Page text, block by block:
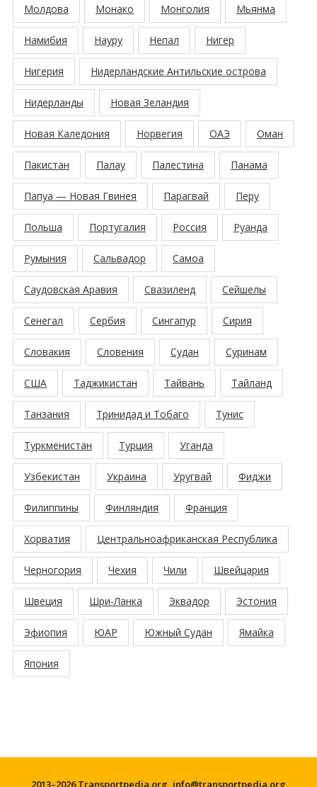
Молдова Монако Монголия Мьянма
Намибия Науру Непал Нигер
Нигерия Нидерландские Антильские острова
Нидерланды Новая Зеландия
Новая Каледония Норвегия ОАЭ Оман
Пакистан Палау Палестина Панама
Папуа — Новая Гвинея Парагвай Перу
Польша Португалия Россия Руанда
Румыния Сальвадор Самоа
Саудовская Аравия Свазиленд Сейшелы
Сенегал Сербия Сингапур Сирия
Словакия Словения Судан Суринам
США Таджикистан Тайвань Тайланд
Танзания Тринидад и Тобаго Тунис
Туркменистан Турция Уганда
Узбекистан Украина Уругвай Фиджи
Филиппины Финляндия Франция
Хорватия Центральноафриканская Республика
Черногория Чехия Чили Швейцария
Швеция Шри-Ланка Эквадор Эстония
Эфиопия ЮАР Южный Судан Ямайка
Япония
2013–2026 Transportpedia.org, info@transportpedia.org